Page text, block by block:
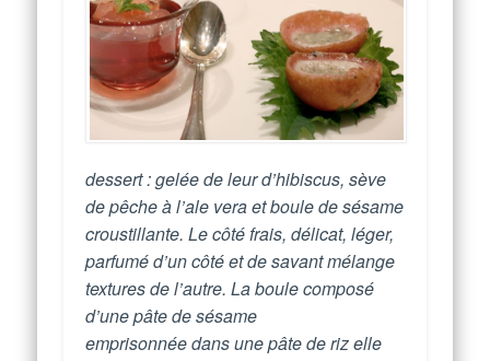
dessert : gelée de leur d’hibiscus, sève
de pêche à l’ale vera et boule de sésame
croustillante. Le côté frais, délicat, léger,
parfumé d’un côté et de savant mélange
textures de l’autre. La boule composé
d’une pâte de sésame
emprisonnée dans une pâte de riz elle